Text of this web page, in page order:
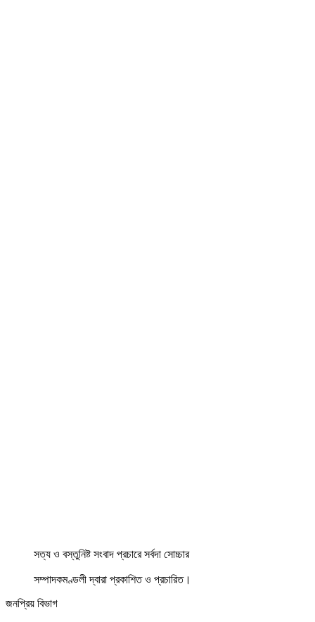
সত্য ও বস্তুনিষ্ট সংবাদ প্রচারে সর্বদা সোচ্চার
সম্পাদকমণ্ডলী দ্বারা প্রকাশিত ও প্রচারিত।
জনপ্রিয় বিভাগ